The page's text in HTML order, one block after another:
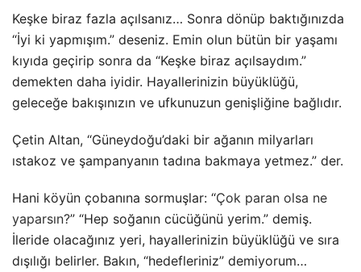
Keşke biraz fazla açılsanız… Sonra dönüp baktığınızda
“İyi ki yapmışım.” deseniz. Emin olun bütün bir yaşamı
kıyıda geçirip sonra da “Keşke biraz açılsaydım.”
demekten daha iyidir. Hayallerinizin büyüklüğü,
geleceğe bakışınızın ve ufkunuzun genişliğine bağlıdır.
Çetin Altan, “Güneydoğu’daki bir ağanın milyarları
ıstakoz ve şampanyanın tadına bakmaya yetmez.” der.
Hani köyün çobanına sormuşlar: “Çok paran olsa ne
yaparsın?” “Hep soğanın cücüğünü yerim.” demiş.
İleride olacağınız yeri, hayallerinizin büyüklüğü ve sıra
dışılığı belirler. Bakın, “hedefleriniz” demiyorum…